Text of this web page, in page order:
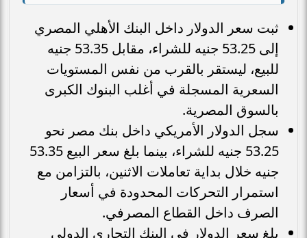
ثبت سعر الدولار داخل البنك الأهلي المصري
إلى 53.25 جنيه للشراء، مقابل 53.35 جنيه
للبيع، ليستقر بالقرب من نفس المستويات
السعرية المسجلة في أغلب البنوك الكبرى
بالسوق المصرية.
سجل الدولار الأمريكي داخل بنك مصر نحو
53.25 جنيه للشراء، بينما بلغ سعر البيع 53.35
جنيه خلال بداية تعاملات الاثنين، بالتزامن مع
استمرار التحركات المحدودة في أسعار
الصرف داخل القطاع المصرفي.
بلغ سعر الدولار في البنك التجاري الدولي